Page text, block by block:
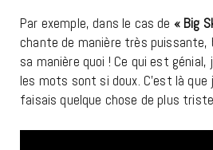
Par exemple, dans le cas de « Big
chante de manière très puissante,
sa manière quoi ! Ce qui est génial,
les mots sont si doux. C’est là que
faisais quelque chose de plus